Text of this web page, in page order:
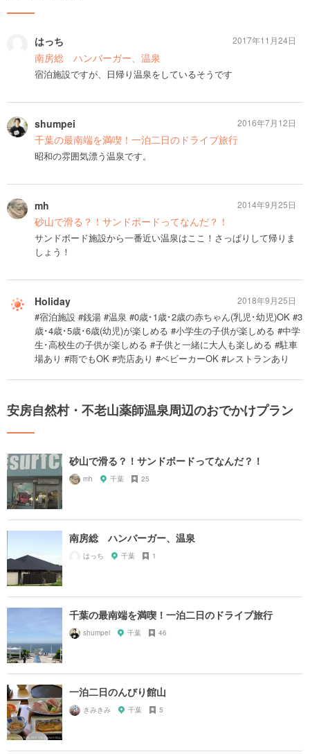
はっち
南房総 ハンバーガー、温泉
宿泊施設ですが、日帰り温泉をしているそうです
2017年11月24日
shumpei
千葉の最南端を満喫！一泊二日のドライブ旅行
昭和の雰囲気漂う温泉です。
2016年7月12日
mh
砂山で滑る？！サンドボードってなんだ？！
サンドボード施設から一番近い温泉はここ！さっぱりして帰りま
しょう！
2014年9月25日
Holiday
#宿泊施設 #銭湯 #温泉 #0歳･1歳･2歳の赤ちゃん(乳児･幼児)OK #3
歳･4歳･5歳･6歳(幼児)が楽しめる #小学生の子供が楽しめる #中学
生･高校生の子供が楽しめる #子供と一緒に大人も楽しめる #駐車
場あり #雨でもOK #売店あり #ベビーカーOK #レストランあり
2018年9月25日
安房自然村・不老山薬師温泉周辺のおでかけプラン
砂山で滑る？！サンドボードってなんだ？！
mh 千葉 25
南房総 ハンバーガー、温泉
はっち 千葉 1
千葉の最南端を満喫！一泊二日のドライブ旅行
shumpei 千葉 46
一泊二日のんびり館山
きみきみ 千葉 5